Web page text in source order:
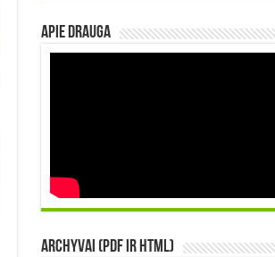
Apie DRAUGA
Archyvai (PDF ir HTML)